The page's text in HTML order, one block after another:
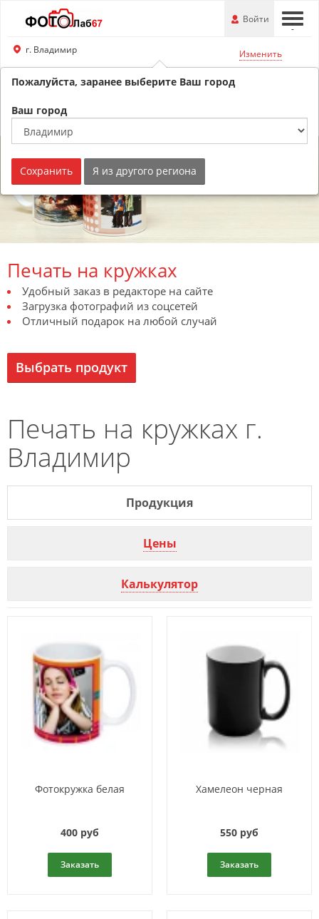
Перейти
основной
информации
---
Войти
г. Владимир Изменить
Обратный звонок
Печать на кружках
Удобный заказ в редакторе на сайте
Загрузка фотографий из соцсетей
Отличный подарок на любой случай
Выбрать продукт
Печать на кружках г.
Владимир
Продукция
Цены
Калькулятор
Фотокружка белая
400 руб
Заказать
Хамелеон черная
550 руб
Заказать
Пожалуйста, заранее выберите Ваш город
Ваш город
Сохранить Я из другого региона